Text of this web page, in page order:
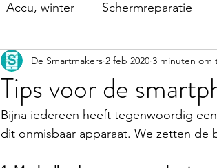
Accu, winter Schermreparatie
Tips voor de
De Smartmakers 2 feb 2020 3 minuten om
Bijna iedereen heeft tegenwoordig
dit onmisbaar apparaat. We zetten de